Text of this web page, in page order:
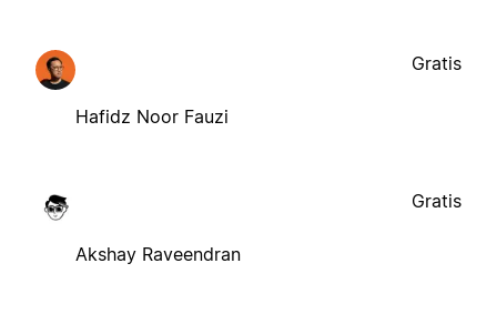
Hafidz Noor Fauzi
Gratis
Akshay Raveendran
Gratis